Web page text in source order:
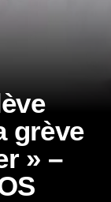
grève
» –